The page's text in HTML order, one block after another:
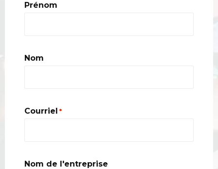
Prénom
Nom
Courriel *
Nom de l'entreprise